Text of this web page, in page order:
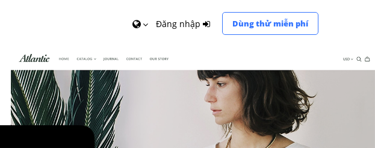
Đăng nhập Dùng thử miễn phí